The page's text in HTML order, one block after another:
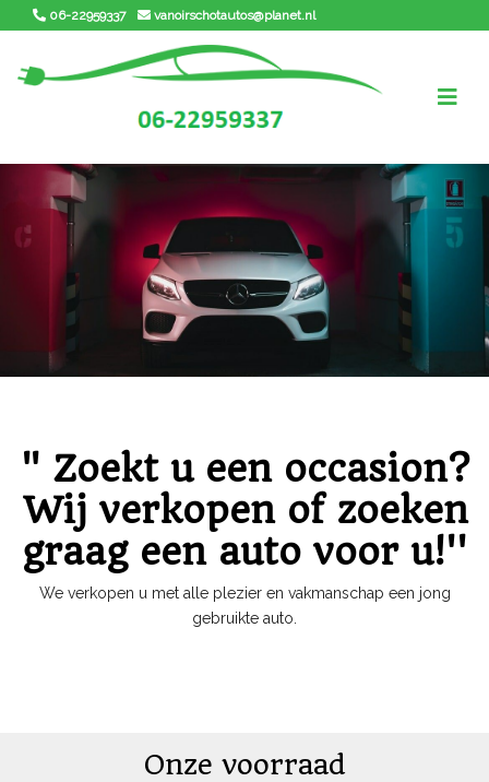
06-22959337 vanoirschotautos@planet.nl
" Zoekt u een occasion?
Wij verkopen of zoeken
graag een auto voor u!''
We verkopen u met alle plezier en vakmanschap een jong
gebruikte auto.
Onze voorraad